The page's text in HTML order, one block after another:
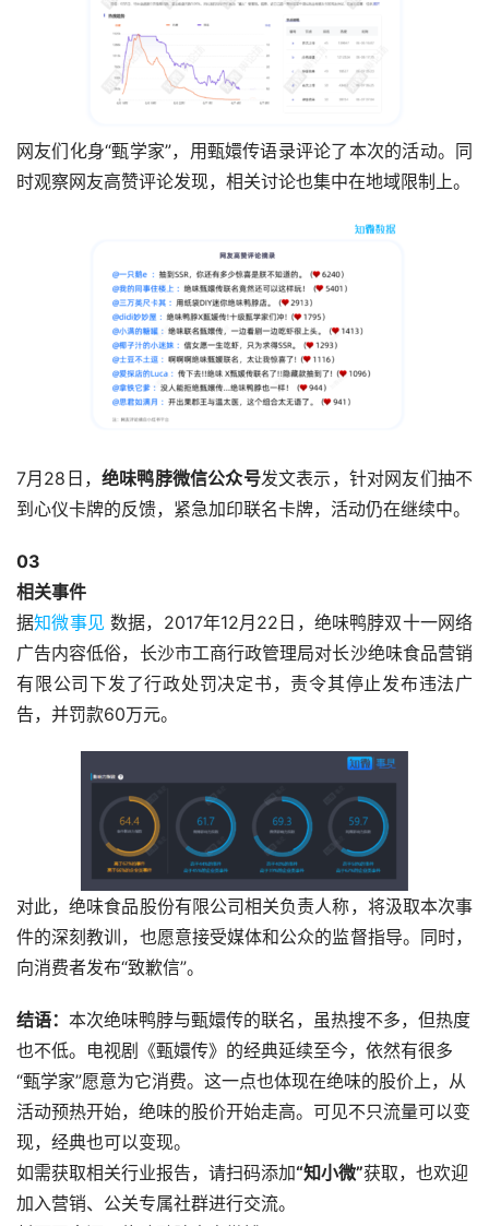
网友们化身“甄学家”，用甄嬛传语录评论了本次的活动。同
时观察网友高赞评论发现，相关讨论也集中在地域限制上。
7月28日， 绝味鸭脖微信公众号发文表示，针对网友们抽不
到心仪卡牌的反馈，紧急加印联名卡牌，活动仍在继续中。
03
相关事件
据知微事见 数据，2017年12月22日，绝味鸭脖双十一网络
广告内容低俗，长沙市工商行政管理局对长沙绝味食品营销
有限公司下发了行政处罚决定书，责令其停止发布违法广
告，并罚款60万元。
对此，绝味食品股份有限公司相关负责人称，将汲取本次事
件的深刻教训，也愿意接受媒体和公众的监督指导。同时，
向消费者发布“致歉信”。
结语： 本次绝味鸭脖与甄嬛传的联名，虽热搜不多，但热度
也不低。电视剧《甄嬛传》的经典延续至今，依然有很多
“甄学家”愿意为它消费。这一点也体现在绝味的股价上，从
活动预热开始，绝味的股价开始走高。可见不只流量可以变
现，经典也可以变现。
如需获取相关行业报告，请扫码添加“知小微”获取，也欢迎
加入营销、公关专属社群进行交流。